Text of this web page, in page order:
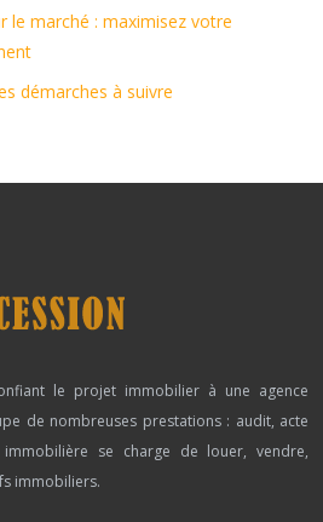
le marché : maximisez votre
démarches à suivre
le projet immobilier à une agence
de nombreuses prestations : audit, acte
immobilière se charge de louer, vendre,
immobiliers.